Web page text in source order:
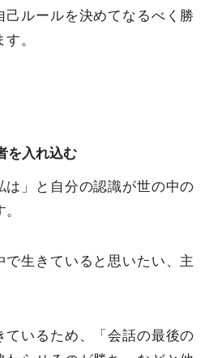
己ルールを決めてなるべく勝
。
を入れ込む
は」と自分の認識が世の中の
で生きていると思いたい、主
ているため、「会話の最後の